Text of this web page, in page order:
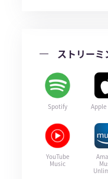
ストリーミ
Spotify Apple
YouTube
Music